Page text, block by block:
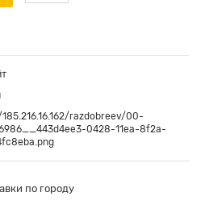
razdobreev/00-
0428-11ea-8f2a-
по городу